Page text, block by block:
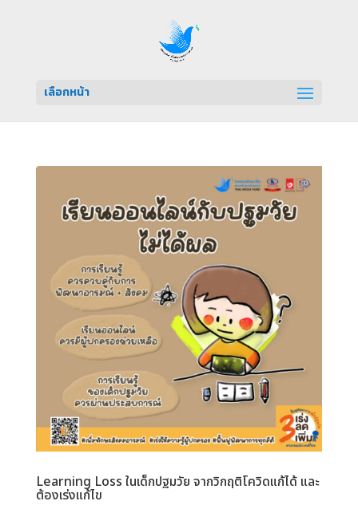
เลือกหน้า
Learning Loss ในเด็กปฐมวัย จากวิกฤติโควิดแก้ได้ และ
ต้องเร่งแก้ไข